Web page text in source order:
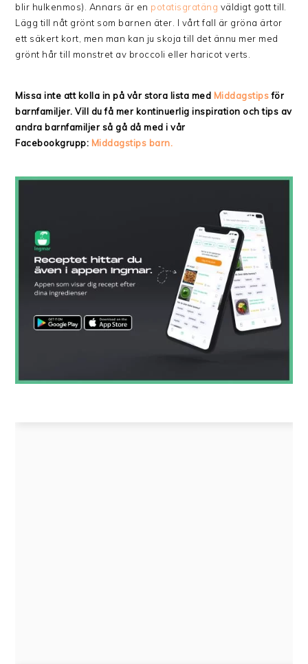
blir hulkenmos). Annars är en potatisgratäng väldigt gott till.
Lägg till nåt grönt som barnen äter. I vårt fall är gröna ärtor
ett säkert kort, men man kan ju skoja till det ännu mer med
grönt hår till monstret av broccoli eller haricot verts.
Missa inte att kolla in på vår stora lista med Middagstipsför
barnfamiljer. Vill du få mer kontinuerlig inspiration och tips av
andra barnfamiljer så gå då med i vår
Facebookgrupp: Middagstips barn.